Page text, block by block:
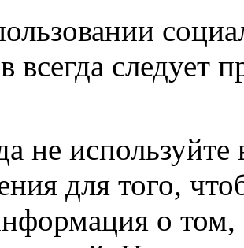
всегда следует
не используйте
для того,
о том,